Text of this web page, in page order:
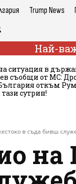
Trump News
Най-
ситуация в
съобщи от МС:
откъм
сутрин!
в съда бивш